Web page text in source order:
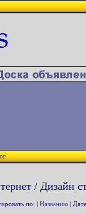
/ Дизайн
по: | Названию |